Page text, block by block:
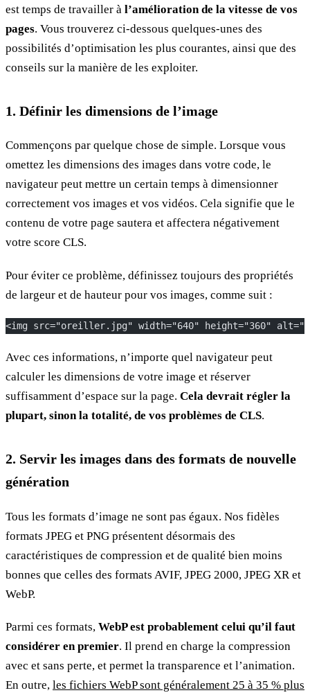
est temps de travailler à l’amélioration de la vitesse de vos
pages. Vous trouverez ci-dessous quelques-unes des
possibilités d’optimisation les plus courantes, ainsi que des
conseils sur la manière de les exploiter.
1. Définir les dimensions de l’image
Commençons par quelque chose de simple. Lorsque vous
omettez les dimensions des images dans votre code, le
navigateur peut mettre un certain temps à dimensionner
correctement vos images et vos vidéos. Cela signifie que le
contenu de votre page sautera et affectera négativement
votre score CLS.
Pour éviter ce problème, définissez toujours des propriétés
de largeur et de hauteur pour vos images, comme suit :
<img src="oreiller.jpg" width="640" height="360"
Avec ces informations, n’importe quel navigateur peut
calculer les dimensions de votre image et réserver
suffisamment d’espace sur la page. Cela devrait régler la
plupart, sinon la totalité, de vos problèmes de CLS.
2. Servir les images dans des formats de nouvelle
génération
Tous les formats d’image ne sont pas égaux. Nos fidèles
formats JPEG et PNG présentent désormais des
caractéristiques de compression et de qualité bien moins
bonnes que celles des formats AVIF, JPEG 2000, JPEG XR et
WebP.
Parmi ces formats, WebP est probablement celui qu’il faut
considérer en premier. Il prend en charge la compression
avec et sans perte, et permet la transparence et l’animation.
En outre, les fichiers WebP sont généralement 25 à 35 % plus